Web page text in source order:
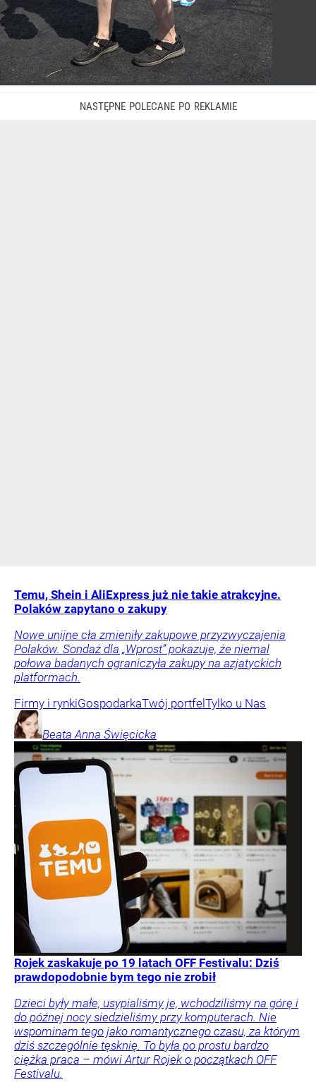
Temu, Shein i AliExpress już nie takie atrakcyjne.
Polaków zapytano o zakupy
Nowe unijne cła zmieniły zakupowe przyzwyczajenia
Polaków. Sondaż dla „Wprost” pokazuje, że niemal
połowa badanych ograniczyła zakupy na azjatyckich
platformach.
Firmy i rynkiGospodarkaTwój portfel Tylko u Nas
Beata Anna Święcicka
Rojek zaskakuje po 19 latach OFF Festivalu: Dziś
prawdopodobnie bym tego nie zrobił
Dzieci były małe, usypialiśmy je, wchodziliśmy na górę i
do późnej nocy siedzieliśmy przy komputerach. Nie
wspominam tego jako romantycznego czasu, za którym
dziś szczególnie tęsknię. To była po prostu bardzo
ciężka praca – mówi Artur Rojek o początkach OFF
Festivalu.